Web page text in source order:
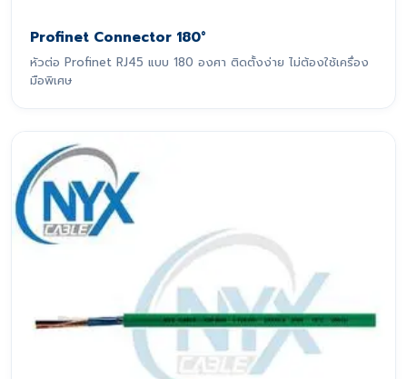
Profinet Connector 180°
หัวต่อ Profinet RJ45 แบบ 180 องศา ติดตั้งง่าย ไม่ต้องใช้เครื่อง
มือพิเศษ